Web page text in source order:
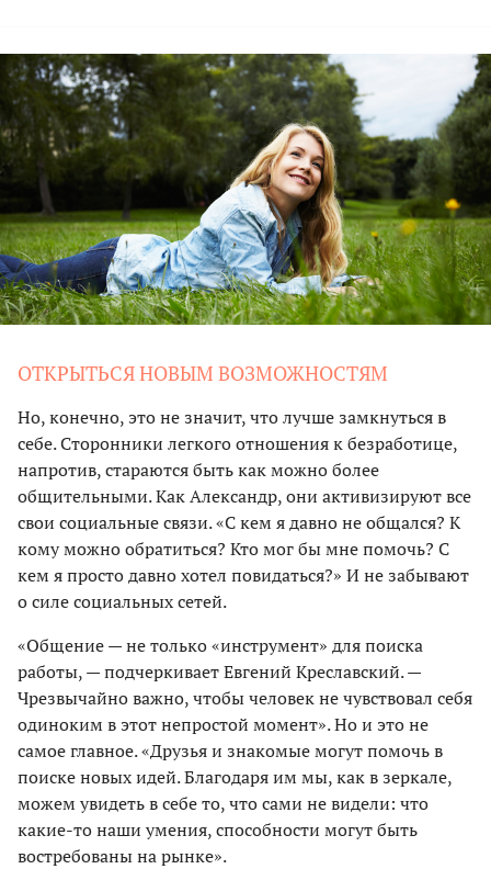
ОТКРЫТЬСЯ НОВЫМ ВОЗМОЖНОСТЯМ
Но, конечно, это не значит, что лучше замкнуться в
себе. Сторонники легкого отношения к безработице,
напротив, стараются быть как можно более
общительными. Как Александр, они активизируют все
свои социальные связи. «С кем я давно не общался? К
кому можно обратиться? Кто мог бы мне помочь? С
кем я просто давно хотел повидаться?» И не забывают
о силе социальных сетей.
«Общение — не только «инструмент» для поиска
работы, — подчеркивает Евгений Креславский. —
Чрезвычайно важно, чтобы человек не чувствовал себя
одиноким в этот непростой момент». Но и это не
самое главное. «Друзья и знакомые могут помочь в
поиске новых идей. Благодаря им мы, как в зеркале,
можем увидеть в себе то, что сами не видели: что
какие-то наши умения, способности могут быть
востребованы на рынке».